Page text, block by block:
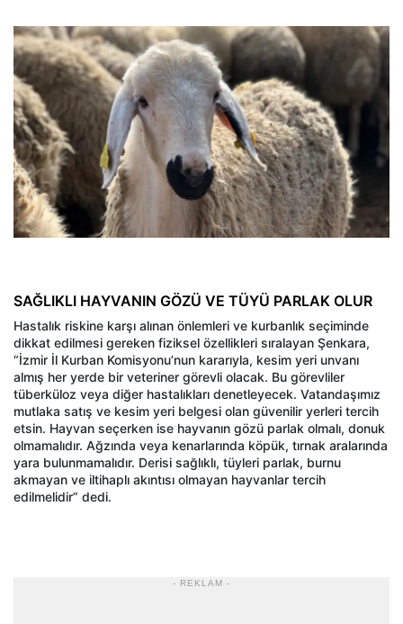
SAĞLIKLI HAYVANIN GÖZÜ VE TÜYÜ PARLAK OLUR
Hastalık riskine karşı alınan önlemleri ve kurbanlık seçiminde
dikkat edilmesi gereken fiziksel özellikleri sıralayan Şenkara,
“İzmir İl Kurban Komisyonu’nun kararıyla, kesim yeri unvanı
almış her yerde bir veteriner görevli olacak. Bu görevliler
tüberküloz veya diğer hastalıkları denetleyecek. Vatandaşımız
mutlaka satış ve kesim yeri belgesi olan güvenilir yerleri tercih
etsin. Hayvan seçerken ise hayvanın gözü parlak olmalı, donuk
olmamalıdır. Ağzında veya kenarlarında köpük, tırnak aralarında
yara bulunmamalıdır. Derisi sağlıklı, tüyleri parlak, burnu
akmayan ve iltihaplı akıntısı olmayan hayvanlar tercih
edilmelidir” dedi.
- REKLAM -